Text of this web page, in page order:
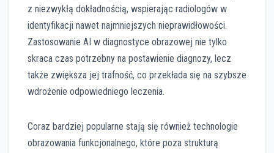
z niezwykłą dokładnością, wspierając radiologów w
identyfikacji nawet najmniejszych nieprawidłowości.
Zastosowanie AI w diagnostyce obrazowej nie tylko
skraca czas potrzebny na postawienie diagnozy, lecz
także zwiększa jej trafność, co przekłada się na szybsze
wdrożenie odpowiedniego leczenia.
Coraz bardziej popularne stają się również technologie
obrazowania funkcjonalnego, które poza strukturą